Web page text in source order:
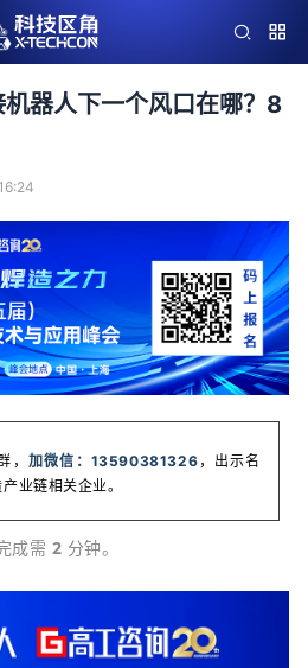
器人下一个风口在哪？8
， 加微信： 13590381326 ，出示名
业链相关企业。
成需 2 分钟。